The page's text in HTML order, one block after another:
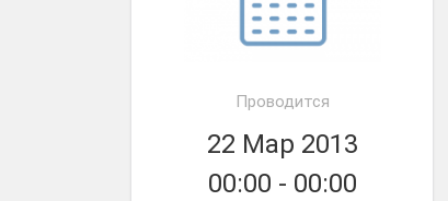
Проводится
22 Мар 2013
00:00 - 00:00